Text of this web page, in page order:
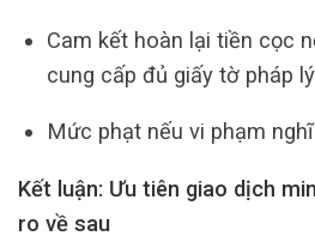
Cam kết hoàn lại tiền cọc
cung cấp đủ giấy tờ pháp lý
Mức phạt nếu vi phạm
Kết luận: Ưu tiên giao dịch
ro về sau